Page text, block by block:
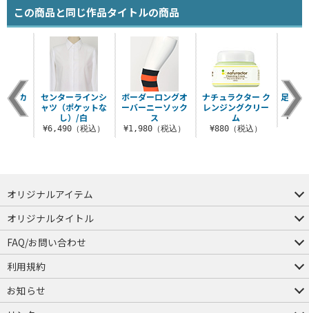
この商品と同じ作品タイトルの商品
ボーダーロングオ
ーバーニーソック
ス
¥1,980（税込）
ナチュラクター ク
レンジングクリー
ム
¥880（税込）
足袋
ー カ
ス
込）
センターラインシ
ャツ（ポケットな
し）/白
¥6,490（税込）
オリジナルアイテム
つままれ
つかまれ
ピョコッテ
オリジナルタイトル
アイテムヤ
ミスカトニック大學購買部
FAQ/お問い合わせ
FAQ
お問い合わせ
利用規約
会員規約・ポイント規約
特定商取引法に関する表示
プライバシーポリシー
お知らせ
店舗情報
採用情報
発売日変更のお知らせ
販売代理店・取扱店募集
海外のご案内（English）